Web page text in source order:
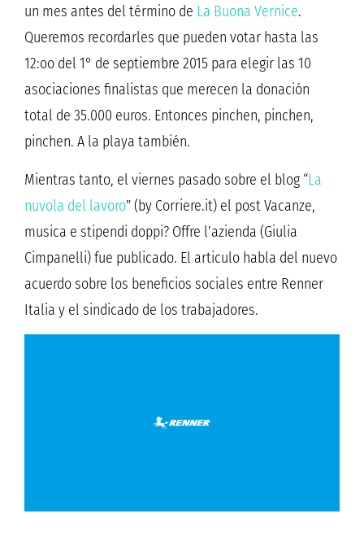
un mes antes del término de La Buona Vernice.
Queremos recordarles que pueden votar hasta las
12:oo del 1° de septiembre 2015 para elegir las 10
asociaciones finalistas que merecen la donación
total de 35.000 euros. Entonces pinchen, pinchen,
pinchen. A la playa también.
Mientras tanto, el viernes pasado sobre el blog “La
nuvola del lavoro” (by Corriere.it) el post Vacanze,
musica e stipendi doppi? Offre l’azienda (Giulia
Cimpanelli) fue publicado. El articulo habla del nuevo
acuerdo sobre los beneficios sociales entre Renner
Italia y el sindicado de los trabajadores.